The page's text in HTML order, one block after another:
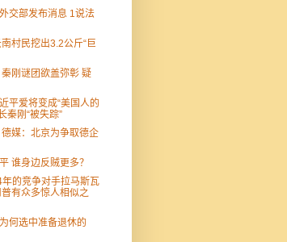
交部发布消息 1说法
村民挖出3.2公斤“巨
刚谜团欲盖弥彰 疑
平爱将变成“美国人的
秦刚“被失踪”
媒：北京为争取德企
谁身边反贼更多？
的竞争对手拉马斯瓦
有众多惊人相似之
何选中准备退休的